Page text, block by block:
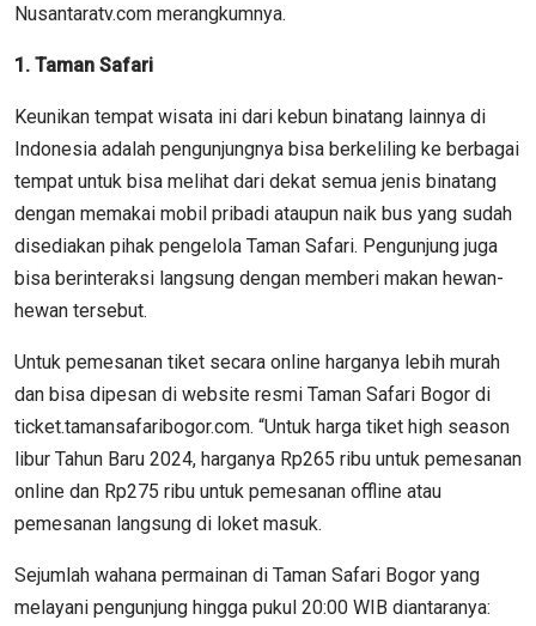
Nusantaratv.com merangkumnya.
1. Taman Safari
Keunikan tempat wisata ini dari kebun binatang lainnya di
Indonesia adalah pengunjungnya bisa berkeliling ke berbagai
tempat untuk bisa melihat dari dekat semua jenis binatang
dengan memakai mobil pribadi ataupun naik bus yang sudah
disediakan pihak pengelola Taman Safari. Pengunjung juga
bisa berinteraksi langsung dengan memberi makan hewan-
hewan tersebut.
Untuk pemesanan tiket secara online harganya lebih murah
dan bisa dipesan di website resmi Taman Safari Bogor di
ticket.tamansafaribogor.com. “Untuk harga tiket high season
libur Tahun Baru 2024, harganya Rp265 ribu untuk pemesanan
online dan Rp275 ribu untuk pemesanan offline atau
pemesanan langsung di loket masuk.
Sejumlah wahana permainan di Taman Safari Bogor yang
melayani pengunjung hingga pukul 20:00 WIB diantaranya: